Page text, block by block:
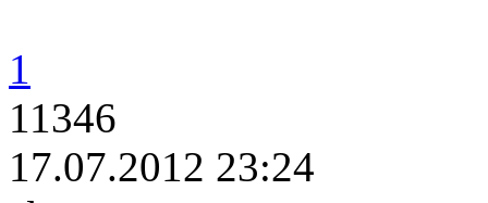
1
11346
17.07.2012 23:24